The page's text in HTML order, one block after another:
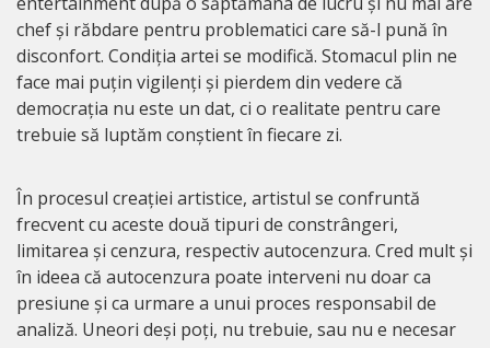
chef și răbdare pentru problematici care să-l pună în
disconfort. Condiția artei se modifică. Stomacul plin ne
face mai puțin vigilenți și pierdem din vedere că
democrația nu este un dat, ci o realitate pentru care
trebuie să luptăm conștient în fiecare zi.
În procesul creației artistice, artistul se confruntă
frecvent cu aceste două tipuri de constrângeri,
limitarea și cenzura, respectiv autocenzura. Cred mult și
în ideea că autocenzura poate interveni nu doar ca
presiune și ca urmare a unui proces responsabil de
analiză. Uneori deși poți, nu trebuie, sau nu e necesar